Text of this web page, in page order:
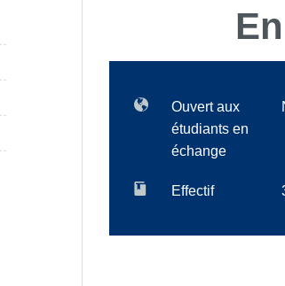
Ouvert aux
étudiants en
échange
Effectif